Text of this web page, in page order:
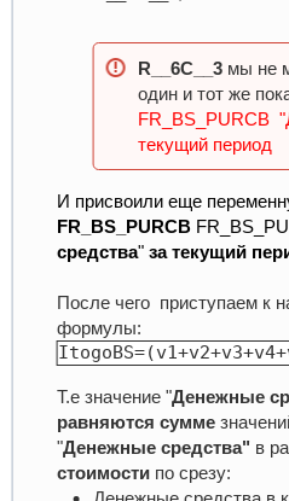
R__6C__3 мы не
один и тот же
FR_BS_PURCB
текущий период
И присвоили еще
FR_BS_PURCB
средства" за текущий
После чего приступаем к
формулы:
Т.е значение "Денежные
равняются сумме
"Денежные средства" в
стоимости по срезу: